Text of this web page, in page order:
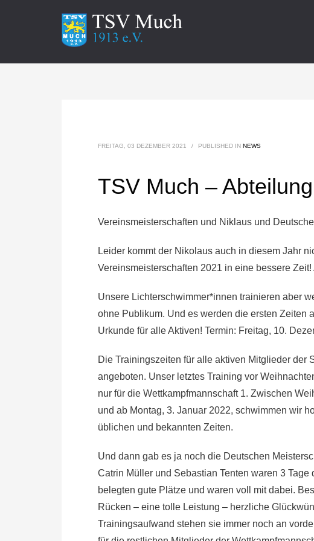
FREITAG, 03 DEZEMBER 2021 / PUBLISHED IN NEWS
TSV Much –
Vereinsmeisterschaften und Niklaus und
Leider kommt der Nikolaus auch in diesem Jahr
Vereinsmeisterschaften 2021 in eine bessere
Unsere Lichterschwimmer*innen trainieren aber
ohne Publikum. Und es werden die ersten Zeiten
Urkunde für alle Aktiven! Termin: Freitag, 10.
Die Trainingszeiten für alle aktiven Mitglieder der
angeboten. Unser letztes Training vor
nur für die Wettkampfmannschaft 1. Zwischen
und ab Montag, 3. Januar 2022, schwimmen wir
üblichen und bekannten Zeiten.
Und dann gab es ja noch die Deutschen
Catrin Müller und Sebastian Tenten waren 3
belegten gute Plätze und waren voll mit dabei.
Rücken – eine tolle Leistung – herzliche
Trainingsaufwand stehen sie immer noch an